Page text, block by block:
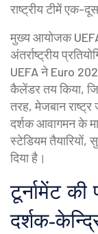
राष्ट्रीय टीमें एक-
मुख्य आयोजक
अंतर्राष्ट्रीय
UEFA ने Euro
कैलेंडर तय किया,
तरह, मेजबान राष्ट्र
दर्शक आवागमन के
स्टेडियम तैयारियों,
दिया है।
टूर्नामेंट